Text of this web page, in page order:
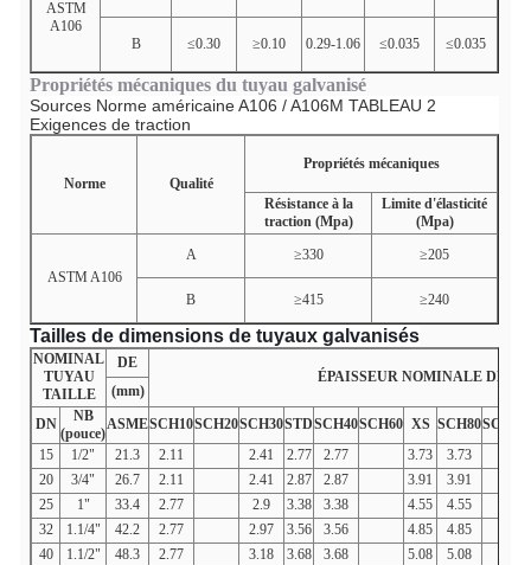
ASTM
A106
B
≤0.30 ≥0.10 0.29-1.06 ≤0.035 ≤0.035
Propriétés mécaniques du tuyau galvanisé
Sources Norme américaineA106 / A106M TABLEAU 2
Exigences de traction
Norme Qualité
Propriétés mécaniques
Résistance à la
traction (Mpa)
Limite d'élasticité
(Mpa)
ASTM A106
A ≥330 ≥205
B ≥415 ≥240
Tailles de dimensions de tuyaux galvanisés
NOMINAL
TUYAU
TAILLE
DE
ÉPAISSEUR NOMINALE DE
(mm)
DN
NB
(pouce)
ASMESCH10SCH20SCH30STDSCH40SCH60 XS SCH80
15
1/2" 21.3 2.11 2.41 2.77 2.77 3.73
3.73
20
3/4" 26.7 2.11 2.41 2.87 2.87 3.91
3.91
25
1" 33.4 2.77 2.9 3.38 3.38 4.55
4.55
32
1.1/4" 42.2 2.77 2.97 3.56 3.56 4.85
4.85
40
1.1/2" 48.3 2.77 3.18 3.68 3.68 5.08
5.08